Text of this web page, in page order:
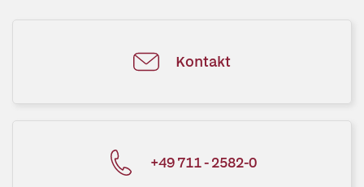
Kontakt
+49 711 - 2582-0